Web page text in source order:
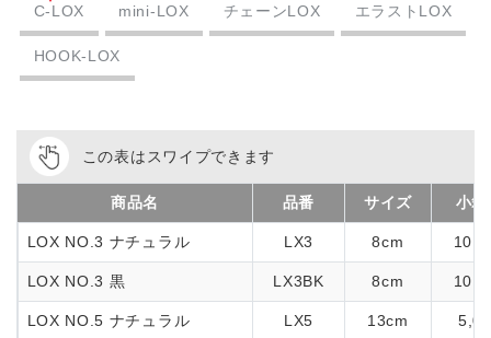
C-LOX mini-LOX チェーンLOX エラストLOX
HOOK-LOX
この表はスワイプできます
商品名 品番 サイズ 小
LOX NO.3 ナチュラル LX3 8cm
LOX NO.3 黒 LX3BK 8cm
LOX NO.5 ナチュラル LX5 13cm